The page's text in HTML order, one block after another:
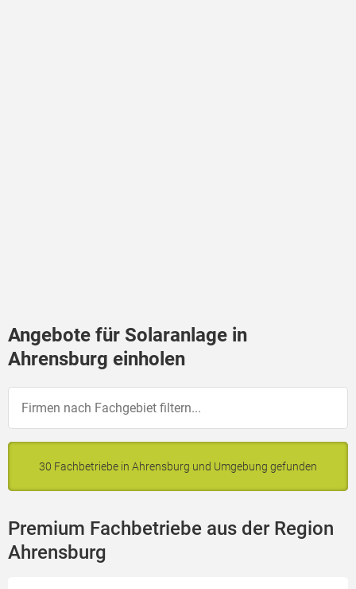
Angebote für Solaranlage in
Ahrensburg einholen
30 Fachbetriebe in Ahrensburg und Umgebung gefunden
Premium Fachbetriebe aus der Region
Ahrensburg